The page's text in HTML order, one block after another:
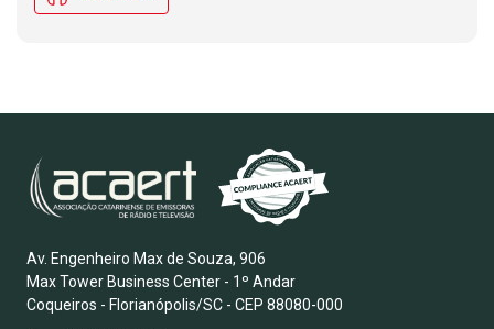
Av. Engenheiro Max de Souza, 906
Max Tower Business Center - 1º Andar
Coqueiros - Florianópolis/SC - CEP 88080-000